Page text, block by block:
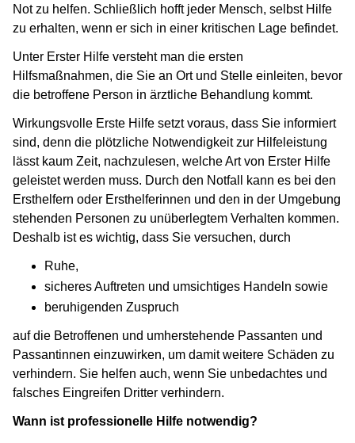
Not zu helfen. Schließlich hofft jeder Mensch, selbst Hilfe
zu erhalten, wenn er sich in einer kritischen Lage befindet.
Unter Erster Hilfe versteht man die ersten
Hilfsmaßnahmen, die Sie an Ort und Stelle einleiten, bevor
die betroffene Person in ärztliche Behandlung kommt.
Wirkungsvolle Erste Hilfe setzt voraus, dass Sie informiert
sind, denn die plötzliche Notwendigkeit zur Hilfeleistung
lässt kaum Zeit, nachzulesen, welche Art von Erster Hilfe
geleistet werden muss. Durch den Notfall kann es bei den
Ersthelfern oder Ersthelferinnen und den in der Umgebung
stehenden Personen zu unüberlegtem Verhalten kommen.
Deshalb ist es wichtig, dass Sie versuchen, durch
Ruhe,
sicheres Auftreten und umsichtiges Handeln sowie
beruhigenden Zuspruch
auf die Betroffenen und umherstehende Passanten und
Passantinnen einzuwirken, um damit weitere Schäden zu
verhindern. Sie helfen auch, wenn Sie unbedachtes und
falsches Eingreifen Dritter verhindern.
Wann ist professionelle Hilfe notwendig?